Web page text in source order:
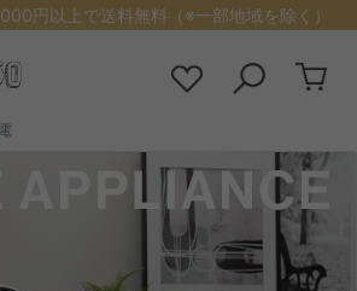
円以上で送料無料（※一部地域を除く）